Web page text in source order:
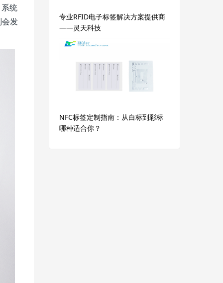
统
会发
专业RFID电子标签解决方案提供商
——灵天科技
NFC标签定制指南：从白标到彩标
哪种适合你？